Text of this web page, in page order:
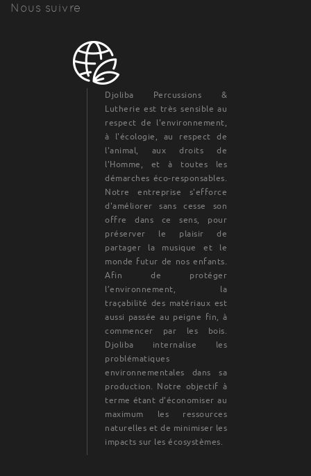
Nous suivre
Djoliba Percussions &
Lutherie est très sensible au
respect de l'environnement,
à l'écologie, au respect de
l'animal, aux droits de
l'Homme, et à toutes les
démarches éco-responsables.
Notre entreprise s'efforce
d'améliorer sans cesse son
offre dans ce sens, pour
préserver le plaisir de
partager la musique et le
monde futur de nos enfants.
Afin de protéger
l’environnement, la
traçabilité des matériaux est
aussi passée au peigne fin, à
commencer par les bois.
Djoliba internalise les
problématiques
environnementales dans sa
production. Notre objectif à
terme étant d’économiser au
maximum les ressources
naturelles et de minimiser les
impacts sur les écosystèmes.